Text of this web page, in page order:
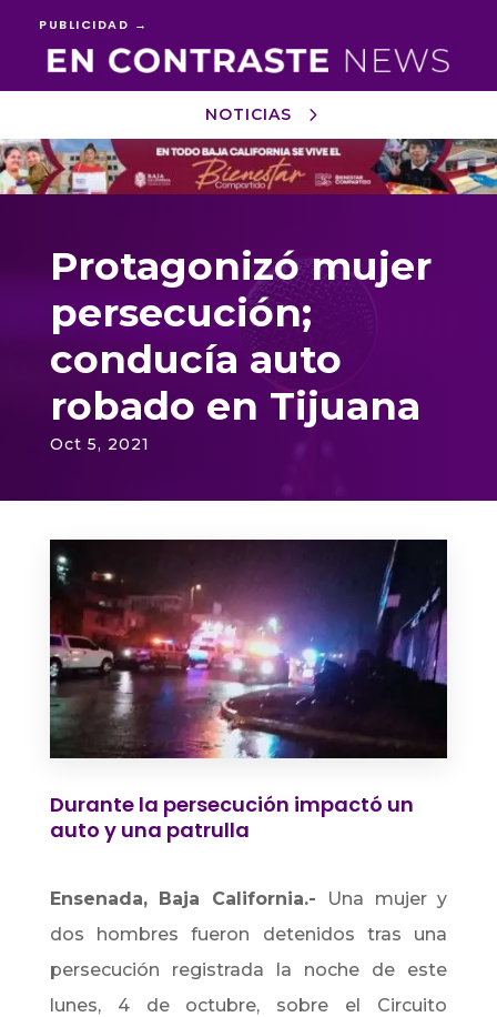
PUBLICIDAD →
NOTICIAS
Reproductor
de
vídeo
Protagonizó mujer
persecución;
conducía auto
robado en Tijuana
Oct 5, 2021
Durante la persecución impactó un
auto y una patrulla
Ensenada, Baja California.- Una mujer y
dos hombres fueron detenidos tras una
persecución registrada la noche de este
lunes, 4 de octubre, sobre el Circuito